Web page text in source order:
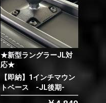
★新型ラングラーJL対
応★
【即納】1インチマウン
トベース -JL後期-